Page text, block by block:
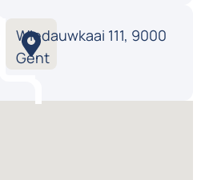
Wiedauwkaai 111, 9000
Gent